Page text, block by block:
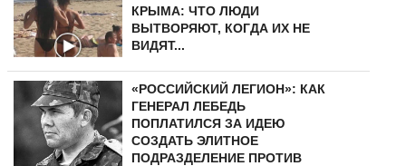
КРЫМА: ЧТО ЛЮДИ
ВЫТВОРЯЮТ, КОГДА ИХ НЕ
ВИДЯТ...
«РОССИЙСКИЙ ЛЕГИОН»: КАК
ГЕНЕРАЛ ЛЕБЕДЬ
ПОПЛАТИЛСЯ ЗА ИДЕЮ
СОЗДАТЬ ЭЛИТНОЕ
ПОДРАЗДЕЛЕНИЕ ПРОТИВ